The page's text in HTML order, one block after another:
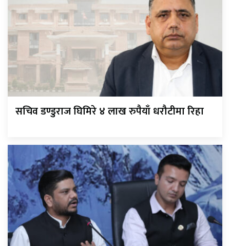
सचिव डण्डुराज घिमिरे ४ लाख रुपैयाँ धरौटीमा रिहा